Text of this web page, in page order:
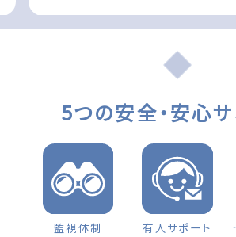
post 出会いの体験談 福井県 女
appeared on 出会いマッチング
5つの安全・安心
監視体制 有人サポート